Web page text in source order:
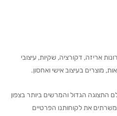
אריזה, דקורציה, שקיות, עיצובי
מוצרים בעיצוב אישי ואחסון.
התצוגה הגדול והמרשים ביותר בצפון
אנו משרתים את לקוחותנו הפרטיים